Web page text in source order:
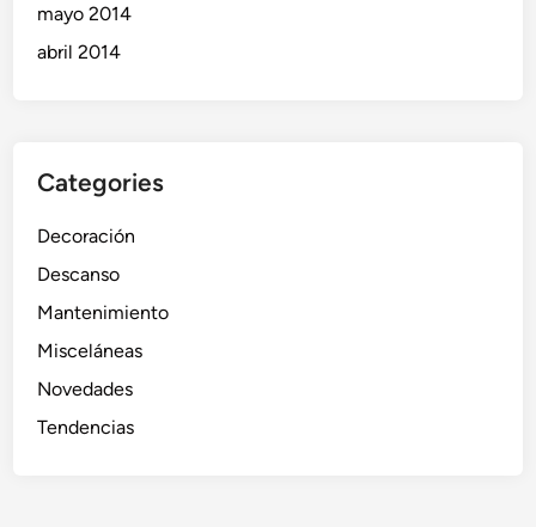
mayo 2014
abril 2014
Categories
Decoración
Descanso
Mantenimiento
Misceláneas
Novedades
Tendencias